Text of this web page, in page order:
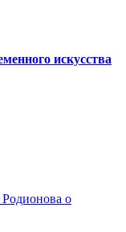
искусства
о